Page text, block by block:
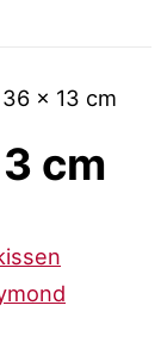
x 13 cm
cm